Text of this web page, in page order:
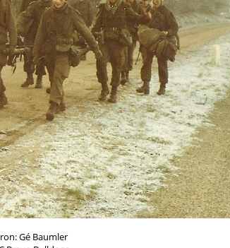
Gé Baumler